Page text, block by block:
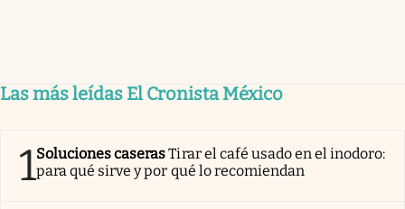
Las más leídas El Cronista México
1Soluciones caserasTirar el café usado en el inodoro:
para qué sirve y por qué lo recomiendan